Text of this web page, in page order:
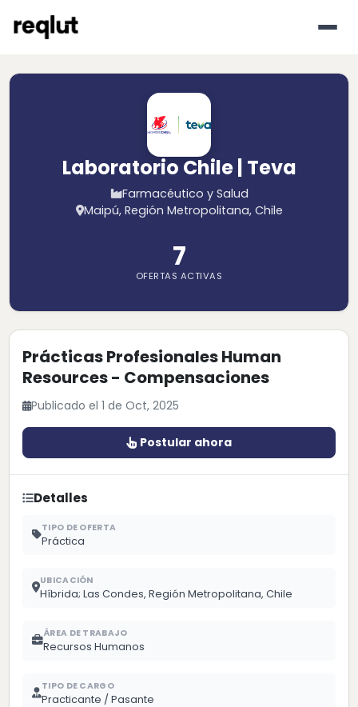
Laboratorio Chile | Teva
Farmacéutico y Salud
Maipú, Región Metropolitana, Chile
7
OFERTAS ACTIVAS
Prácticas Profesionales Human
Resources - Compensaciones
Publicado el 1 de Oct, 2025
Postular ahora
Detalles
TIPO DE OFERTA
Práctica
UBICACIÓN
Híbrida; Las Condes, Región Metropolitana, Chile
ÁREA DE TRABAJO
Recursos Humanos
TIPO DE CARGO
Practicante / Pasante